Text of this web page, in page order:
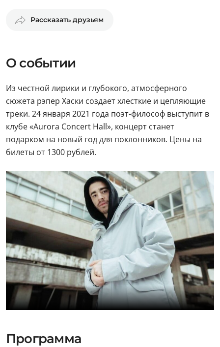
Рассказать друзьям
О событии
Из честной лирики и глубокого, атмосферного
сюжета рэпер Хаски создает хлесткие и цепляющие
треки. 24 января 2021 года поэт-философ выступит в
клубе «Aurora Concert Hall», концерт станет
подарком на новый год для поклонников. Цены на
билеты от 1300 рублей.
Программа